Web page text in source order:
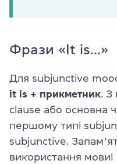
Фрази «It is…»
Для subjunctive
it is + прикметник. З
clause або основна
першому типі
subjunctive.
використання мови!